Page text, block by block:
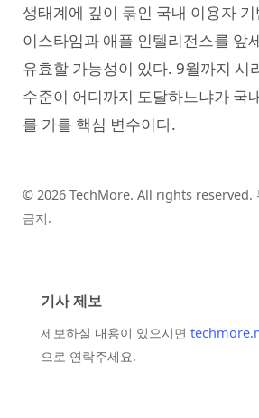
생태계에 깊이 묶인 국내 이용자
이스타임과 애플 인텔리전스를 앞
유효할 가능성이 있다. 9월까지 시
수준이 어디까지 도달하느냐가 국
를 가를 핵심 변수이다.
© 2026 TechMore. All rights reserved.
금지.
기사 제보
제보하실 내용이 있으시면
으로 연락주세요.